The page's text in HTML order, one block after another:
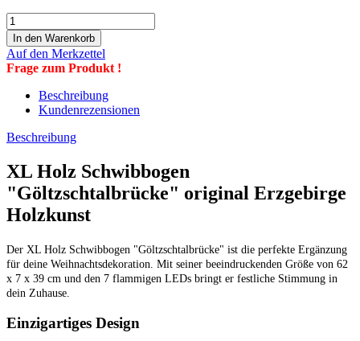
Auf den Merkzettel
Frage zum Produkt !
Beschreibung
Kundenrezensionen
Beschreibung
XL Holz Schwibbogen
"Göltzschtalbrücke" original Erzgebirge
Holzkunst
Der XL Holz Schwibbogen "Göltzschtalbrücke" ist die perfekte Ergänzung
für deine Weihnachtsdekoration. Mit seiner beeindruckenden Größe von 62
x 7 x 39 cm und den 7 flammigen LEDs bringt er festliche Stimmung in
dein Zuhause.
Einzigartiges Design